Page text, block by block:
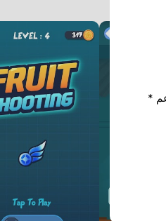
* إذا كنت ترغب في دعم Moddroid ، فالرجاء دعمنا عن طريق إيقاف تشغيل مانع